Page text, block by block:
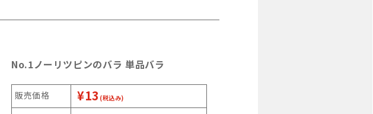
No.1ノーリツピンのバラ 単品バラ
販売価格 ¥13 (税込み)